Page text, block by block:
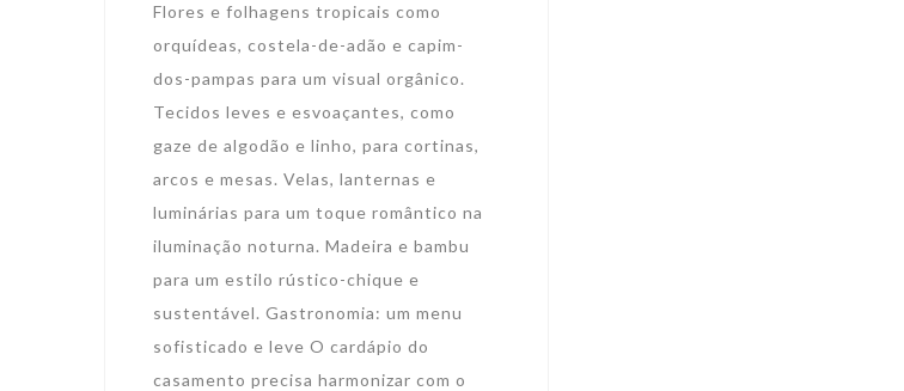
Flores e folhagens tropicais como
orquídeas, costela-de-adão e capim-
dos-pampas para um visual orgânico.
Tecidos leves e esvoaçantes, como
gaze de algodão e linho, para cortinas,
arcos e mesas. Velas, lanternas e
luminárias para um toque romântico na
iluminação noturna. Madeira e bambu
para um estilo rústico-chique e
sustentável. Gastronomia: um menu
sofisticado e leve O cardápio do
casamento precisa harmonizar com o